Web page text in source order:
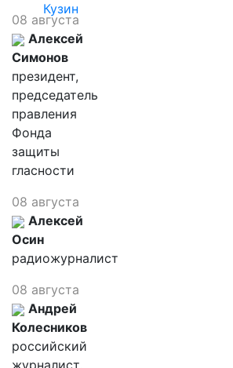
Кузин
08 августа
Алексей
Симонов
президент,
председатель
правления
Фонда
защиты
гласности
08 августа
Алексей
Осин
радиожурналист
08 августа
Андрей
Колесников
российский
журналист,